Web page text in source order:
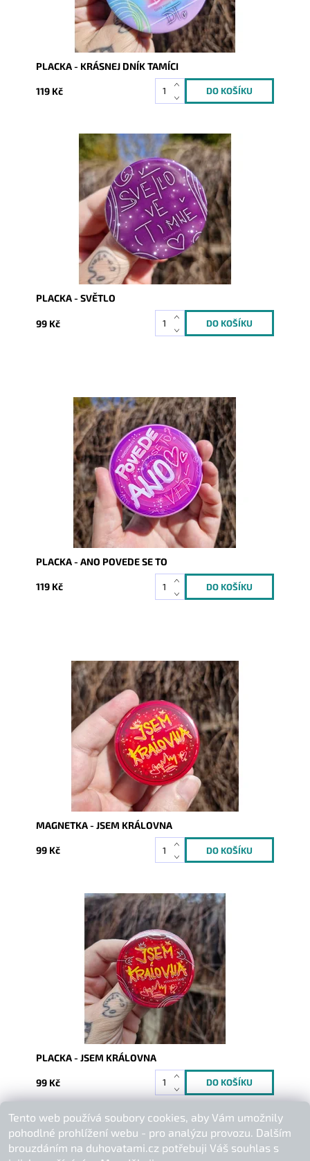
PLACKA - KRÁSNEJ DNÍK TAMÍCI
119 Kč
Dostupnost:
Skladem
10147
PLACKA - SVĚTLO
99 Kč
Dostupnost:
Skladem
10148
PLACKA - ANO POVEDE SE TO
119 Kč
Dostupnost:
Skladem
10149
MAGNETKA - JSEM KRÁLOVNA
99 Kč
Dostupnost:
Skladem
10150
PLACKA - JSEM KRÁLOVNA
99 Kč
Buďte první, kdo napíše příspěvek k této položce.
Přidat komentář
Tento web používá soubory cookies, aby Vám umožnily
pohodlné prohlížení webu - pro analýzu provozu. Dalším
brouzdáním na duhovatami.cz potřebuji Váš souhlas s